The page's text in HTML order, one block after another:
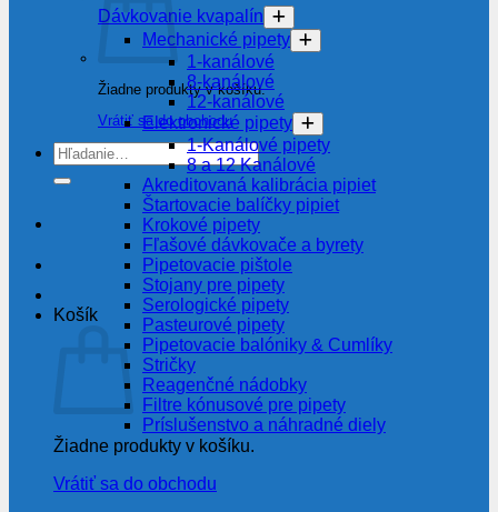
Žiadne produkty v košíku.
Vrátiť sa do obchodu
Hľadať:
Košík
Žiadne produkty v košíku.
Vrátiť sa do obchodu
Dávkovanie kvapalín
Mechanické pipety
1-kanálové
8-kanálové
12-kanálové
Elektronické pipety
1-Kanálové pipety
8 a 12 Kanálové
Akreditovaná kalibrácia pipiet
Štartovacie balíčky pipiet
Krokové pipety
Fľašové dávkovače a byrety
Pipetovacie pištole
Stojany pre pipety
Serologické pipety
Pasteurové pipety
Pipetovacie balóniky & Cumlíky
Stričky
Reagenčné nádobky
Filtre kónusové pre pipety
Príslušenstvo a náhradné diely